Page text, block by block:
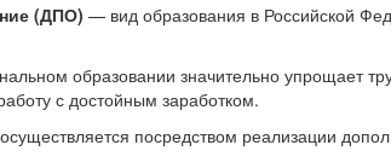
(ДПО) — вид образования в Российской
образовании значительно упрощает
с достойным заработком.
посредством реализации